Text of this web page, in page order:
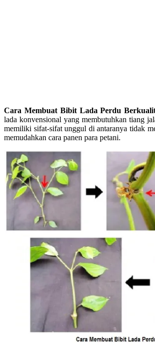
Cara Membuat Bibit Lada Perdu
lada konvensional yang membutuhkan tiang
memiliki sifat-sifat unggul di antaranya tidak
memudahkan cara panen para petani.